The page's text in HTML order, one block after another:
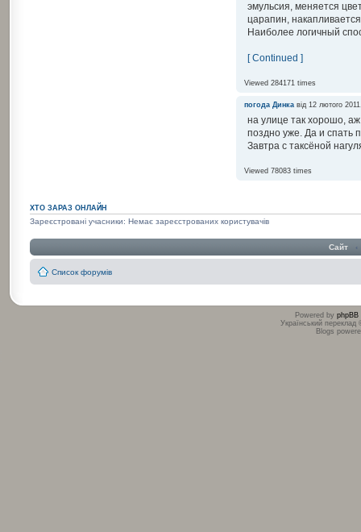
эмульсия, меняется
царапин,
Наиболее логичный
[ Continued ]
Viewed 284171 times
погода Динкавід 12 лютого
на улице так хорошо, аж
поздно уже. Да и спать
Завтра с таксёной
Viewed 78083 times
ХТО ЗАРАЗ ОНЛАЙН
Зареєстровані учасники: Немає зареєстрованих користувачів
Сайт ‹
Список форумів
Powered by phpBB
Український
Blogs